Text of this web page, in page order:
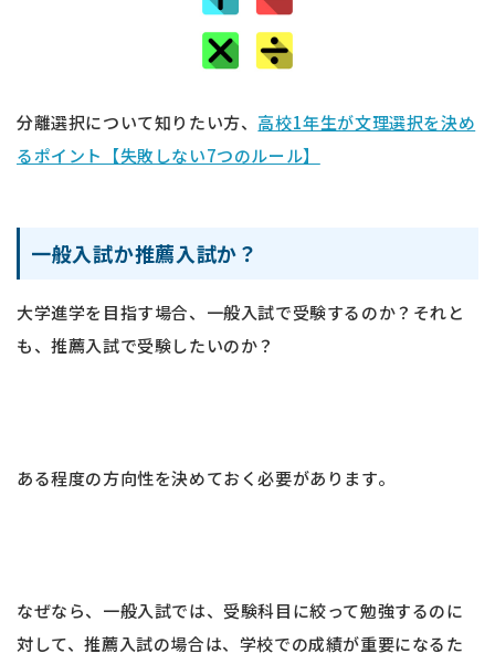
分離選択について知りたい方、 高校1年生が文理選択を決め
るポイント【失敗しない7つのルール】
一般入試か推薦入試か？
大学進学を目指す場合、一般入試で受験するのか？それと
も、推薦入試で受験したいのか？
ある程度の方向性を決めておく必要があります。
なぜなら、一般入試では、受験科目に絞って勉強するのに
対して、推薦入試の場合は、学校での成績が重要になるた